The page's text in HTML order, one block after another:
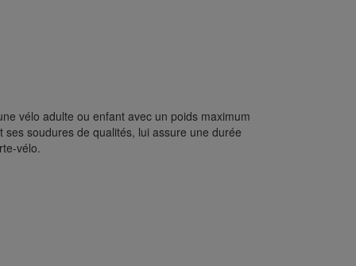
vélo adulte ou enfant avec un poids maximum
soudures de qualités, lui assure une durée
vélo.